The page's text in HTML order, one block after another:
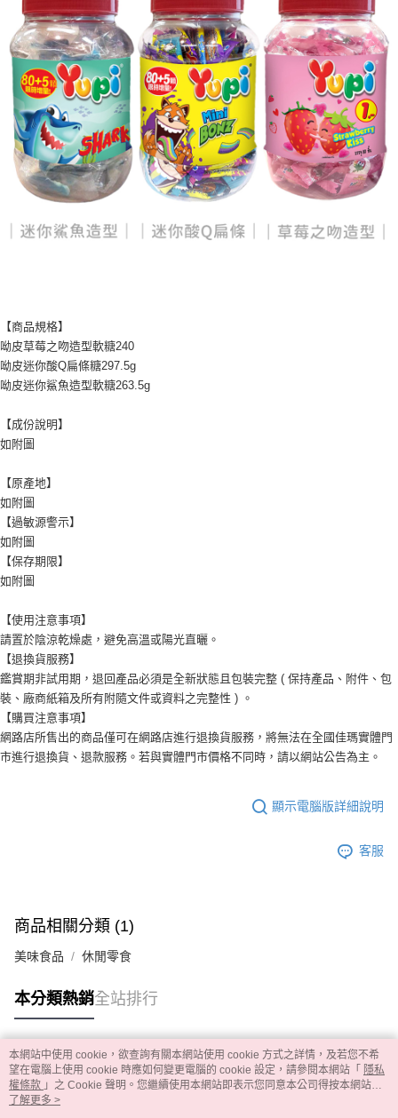
【商品規格】
呦皮草莓之吻造型軟糖240
呦皮迷你酸Q扁條糖297.5g
呦皮迷你鯊魚造型軟糖263.5g
【成份說明】
如附圖
【原產地】
如附圖
【過敏源警示】
如附圖
【保存期限】
如附圖
【使用注意事項】
請置於陰涼乾燥處，避免高溫或陽光直曬。
【退換貨服務】
鑑賞期非試用期，退回產品必須是全新狀態且包裝完整 ( 保持產品、附件、包
裝、廠商紙箱及所有附隨文件或資料之完整性 ) 。
【購買注意事項】
網路店所售出的商品僅可在網路店進行退換貨服務，將無法在全國佳瑪實體門
市進行退換貨、退款服務。若與實體門市價格不同時，請以網站公告為主。
顯示電腦版詳細說明
客服
商品相關分類 (1)
美味食品 休閒零食
本分類熱銷全站排行
熱門標籤
本網站中使用 cookie，欲查詢有關本網站使用 cookie 方式之詳情，及若您不希
望在電腦上使用 cookie 時應如何變更電腦的 cookie 設定，請參閱本網站「 隱私
權條款 」之 Cookie 聲明。您繼續使用本網站即表示您同意本公司得按本網站使
用條款之 Cookie 聲明使用 cookie。
了解更多 >